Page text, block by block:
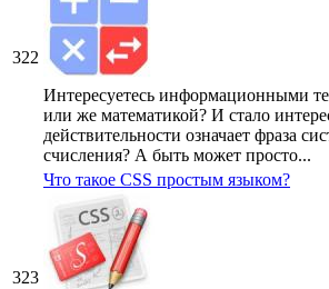
322
Интересуетесь информационными
или же математикой? И стало
действительности означает фраза
счисления? А быть может просто...
323
Что такое CSS простым языком?